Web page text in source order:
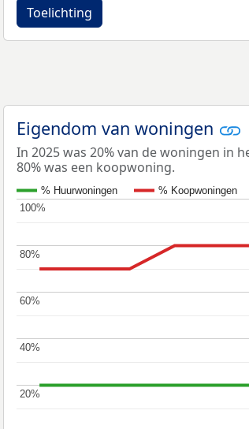
Toelichting
Eigendom van woningen
In 2025 was 20% van de woningen in
80% was een koopwoning.
% Huurwoningen % Koopwoningen
20%
20%
40%
40%
60%
60%
80%
80%
100%
100%